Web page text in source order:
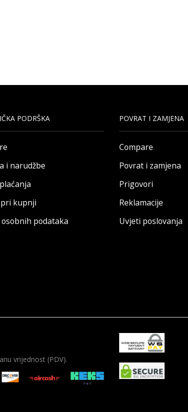
PODRŠKA
i narudžbe
pri kupnji
podataka
POVRAT I ZAMJENA
Compare
Povrat i zamjena
Prigovori
Reklamacije
Uvjeti poslovanja
vrijednost (PDV).